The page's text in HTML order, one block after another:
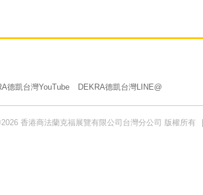
德凱台灣YouTube DEKRA德凱台灣LINE@
香港商法蘭克福展覽有限公司台灣分公司 版權所有